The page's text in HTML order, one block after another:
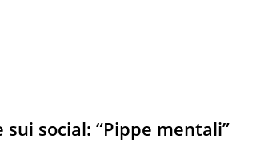
social: “Pippe mentali”